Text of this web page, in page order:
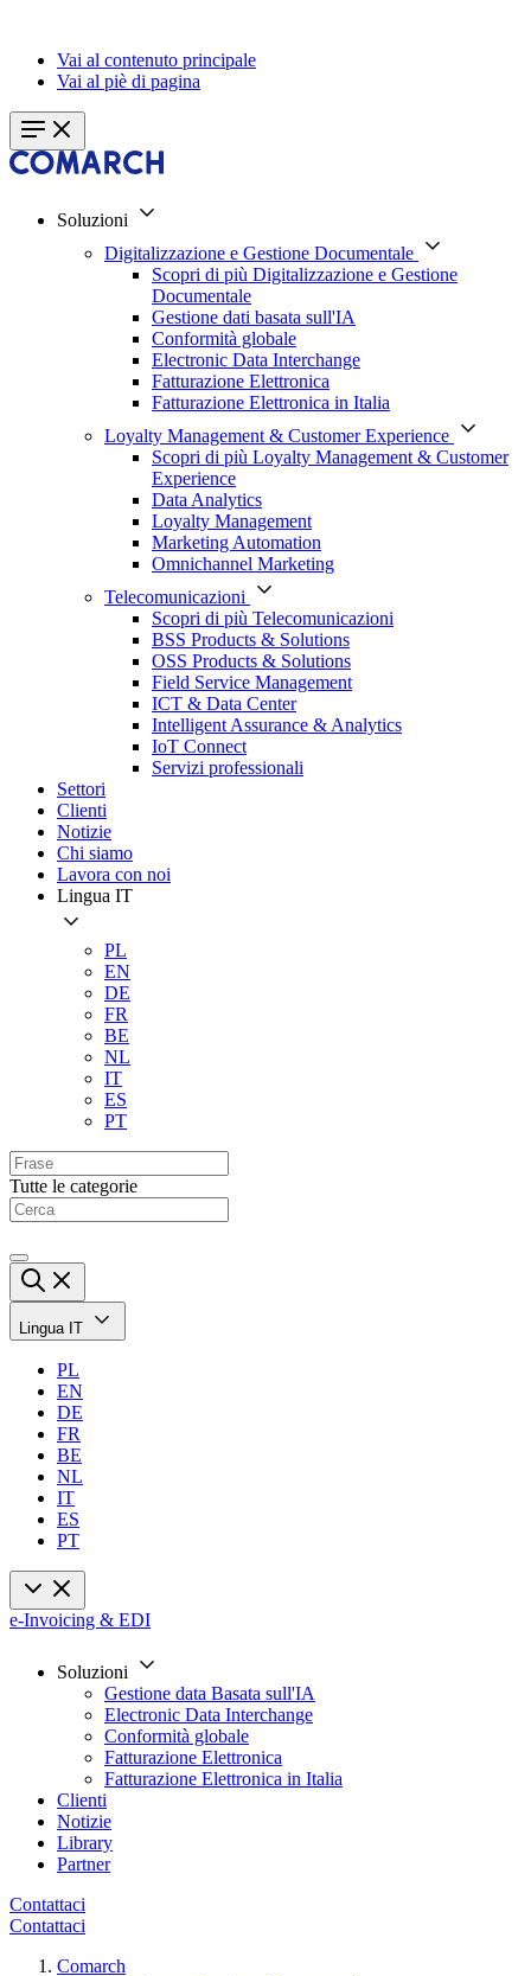
Vai al contenuto principale
Vai al piè di pagina
Soluzioni
Digitalizzazione e Gestione Documentale
Scopri di più Digitalizzazione e Gestione
Documentale
Gestione dati basata sull'IA
Conformità globale
Electronic Data Interchange
Fatturazione Elettronica
Fatturazione Elettronica in Italia
Loyalty Management & Customer Experience
Scopri di più Loyalty Management & Customer
Experience
Data Analytics
Loyalty Management
Marketing Automation
Omnichannel Marketing
Telecomunicazioni
Scopri di più Telecomunicazioni
BSS Products & Solutions
OSS Products & Solutions
Field Service Management
ICT & Data Center
Intelligent Assurance & Analytics
IoT Connect
Servizi professionali
Settori
Clienti
Notizie
Chi siamo
Lavora con noi
Lingua IT
PL
EN
DE
FR
BE
NL
IT
ES
PT
Tutte le categorie
Lingua IT
PL
EN
DE
FR
BE
NL
IT
ES
PT
e-Invoicing & EDI
Soluzioni
Gestione data Basata sull'IA
Electronic Data Interchange
Conformità globale
Fatturazione Elettronica
Fatturazione Elettronica in Italia
Clienti
Notizie
Library
Partner
Contattaci
Contattaci
Comarch